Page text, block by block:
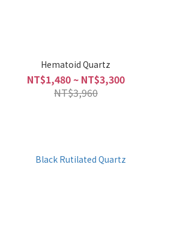
Hematoid Quartz
NT$1,480 ~ NT$3,300
NT$3,960